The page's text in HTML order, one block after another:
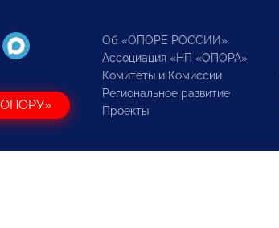
Об «ОПОРЕ РОССИИ»
Ассоциация «НП «ОПОРА»
Комитеты и Комиссии
Региональное развитие
Проекты